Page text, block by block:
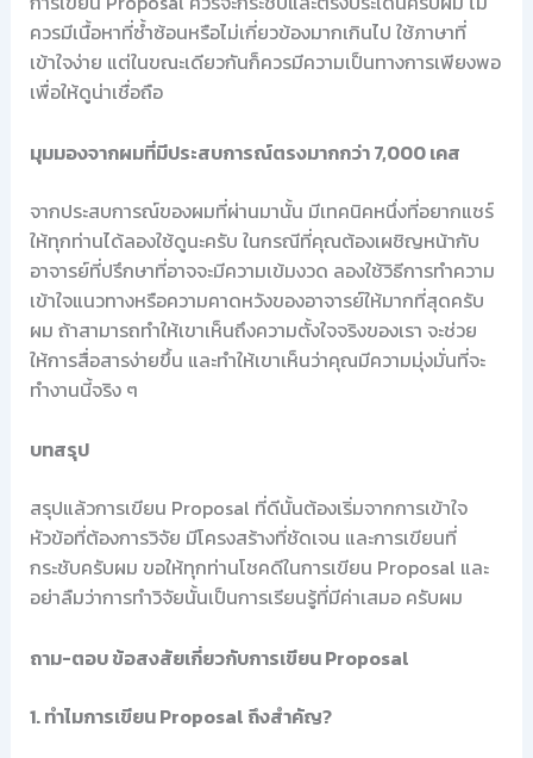
ควรมีเนื้อหาที่ซ้ำซ้อนหรือไม่เกี่ยวข้องมากเกินไป ใช้ภาษาที่
เข้าใจง่าย แต่ในขณะเดียวกันก็ควรมีความเป็นทางการเพียงพอ
เพื่อให้ดูน่าเชื่อถือ
มุมมองจากผมที่มีประสบการณ์ตรงมากกว่า 7,000 เคส
จากประสบการณ์ของผมที่ผ่านมานั้น มีเทคนิคหนึ่งที่อยากแชร์
ให้ทุกท่านได้ลองใช้ดูนะครับ ในกรณีที่คุณต้องเผชิญหน้ากับ
อาจารย์ที่ปรึกษาที่อาจจะมีความเข้มงวด ลองใช้วิธีการทำความ
เข้าใจแนวทางหรือความคาดหวังของอาจารย์ให้มากที่สุดครับ
ผม ถ้าสามารถทำให้เขาเห็นถึงความตั้งใจจริงของเรา จะช่วย
ให้การสื่อสารง่ายขึ้น และทำให้เขาเห็นว่าคุณมีความมุ่งมั่นที่จะ
ทำงานนี้จริง ๆ
บทสรุป
สรุปแล้วการเขียน Proposal ที่ดีนั้นต้องเริ่มจากการเข้าใจ
หัวข้อที่ต้องการวิจัย มีโครงสร้างที่ชัดเจน และการเขียนที่
กระชับครับผม ขอให้ทุกท่านโชคดีในการเขียน Proposal และ
อย่าลืมว่าการทำวิจัยนั้นเป็นการเรียนรู้ที่มีค่าเสมอ ครับผม
ถาม-ตอบ ข้อสงสัยเกี่ยวกับการเขียน Proposal
1. ทำไมการเขียน Proposal ถึงสำคัญ?